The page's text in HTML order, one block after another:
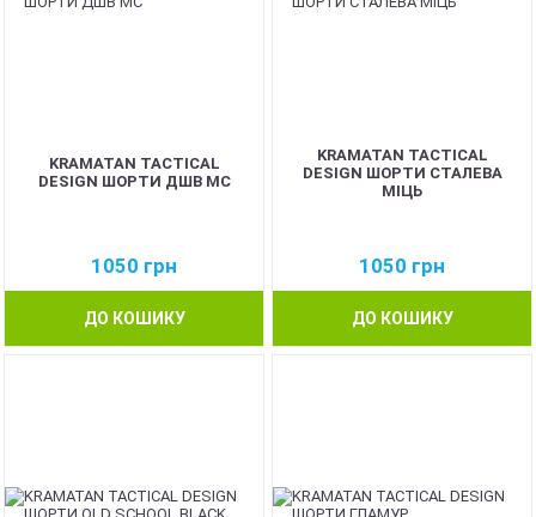
KRAMATAN TACTICAL
DESIGN ШОРТИ ДШВ МС
1050 грн
ДО КОШИКУ
KRAMATAN TACTICAL
DESIGN ШОРТИ СТАЛЕВА
МІЦЬ
1050 грн
ДО КОШИКУ